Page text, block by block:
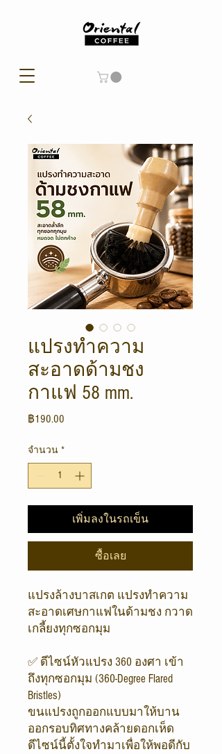
แปรงทำความ
สะอาดด้ามชง
กาแฟ 58 mm.
฿190.00
จำนวน *
เพิ่มลงในรถเข็น
ซื้อเลย
แปรงล้างบาสเกต แปรงทำความ
สะอาดเศษกาแฟในด้ามชง กวาด
เกลี้ยงทุกซอกมุม
✅ ดีไซน์หัวแปรง 360 องศา เข้า
ถึงทุกซอกมุม (360-Degree Flared
Bristles)
ขนแปรงถูกออกแบบมาให้บาน
ออกรอบทิศทางคล้ายดอกเห็ด
ดีไซน์นี้ตั้งใจทำมาเพื่อให้พอดีกับ